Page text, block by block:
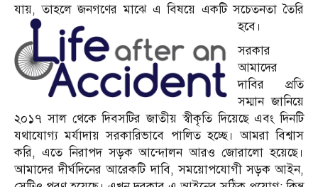
যায়, তাহলে জনগণের মাঝে এ বিষয়ে একটি সচেতনতা তৈরি
হবে।
সরকার
আমাদের
দাবির প্রতি
সম্মান জানিয়ে
২০১৭ সাল থেকে দিবসটির জাতীয় স্বীকৃতি দিয়েছে এবং দিনটি
যথাযোগ্য মর্যাদায় সরকারিভাবে পালিত হচ্ছে। আমরা বিশ্বাস
করি, এতে নিরাপদ সড়ক আন্দোলন আরও জোরালো হয়েছে।
আমাদের দীর্ঘদিনের আরেকটি দাবি, সময়োপযোগী সড়ক আইন,